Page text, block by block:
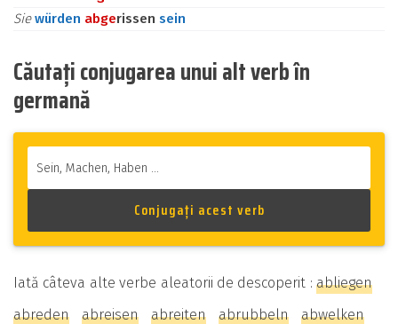
Siewürden abgerissen sein
Căutați conjugarea unui alt verb în
germană
Iată câteva alte verbe aleatorii de descoperit : abliegen
abreden
abreisen abreiten abrubbeln
abwelken